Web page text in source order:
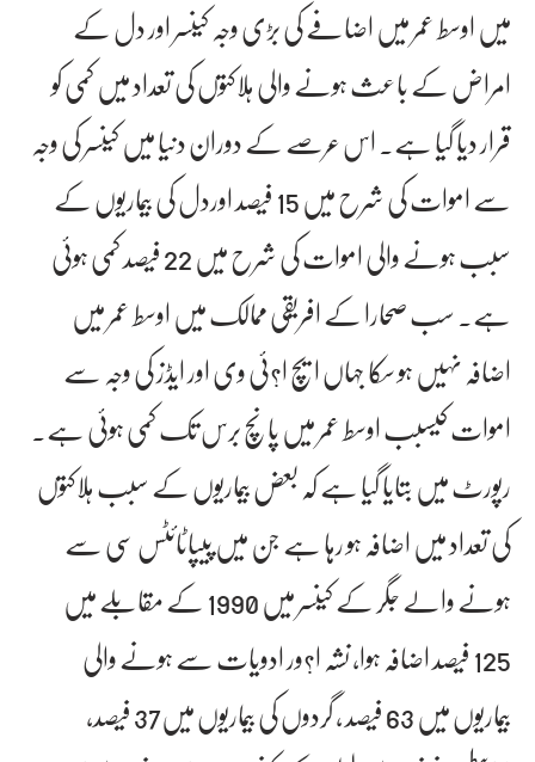
میں اوسط عمر میں اضافے کی بڑی وجہ کینسر اور دل کے
امراض کے باعث ہونے والی ہلاکتوں کی تعداد میں کمی کو
قرار دیا گیا ہے۔ اس عرصے کے دوران دنیا میں کینسر کی وجہ
سے اموات کی شرح میں 15 فیصد اوردل کی بیماریوں کے
سبب ہونے والی اموات کی شرح میں 22 فیصد کمی ہوئی
ہے۔ سب صحارا کے افریقی ممالک میں اوسط عمر میں
اضافہ نہیں ہو سکا جہاں ایچ ا?ئی وی اور ایڈز کی وجہ سے
اموات کیسبب اوسط عمر میں پانچ برس تک کمی ہوئی ہے۔
رپورٹ میں بتایا گیا ہے کہ بعض بیماریوں کے سبب ہلاکتوں
کی تعداد میں اضافہ ہو رہا ہے جن میں پیپاٹائٹس سی سے
ہونے والے جگر کے کینسر میں 1990 کے مقابلے میں
125 فیصد اضافہ ہوا، نشہ ا?ور ادویات سے ہونے والی
بیماریوں میں 63 فیصد ، گردوں کی بیماریوں میں37 فیصد،